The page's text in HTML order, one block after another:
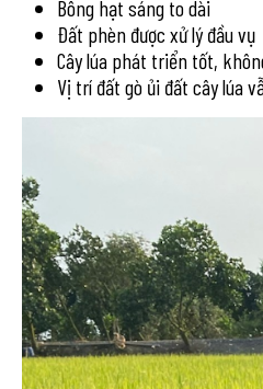
Bông hạt sáng to dài
Đất phèn được xử lý đầu vụ
Cây lúa phát triển tốt,
Vị trí đất gò ủi đất cây lúa